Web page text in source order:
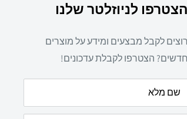
הצטרפו לניוזלטר שלנו
רוצים לקבל מבצעים ומידע על מוצרים
חדשים? הצטרפו לקבלת עדכונים!
שם מלא